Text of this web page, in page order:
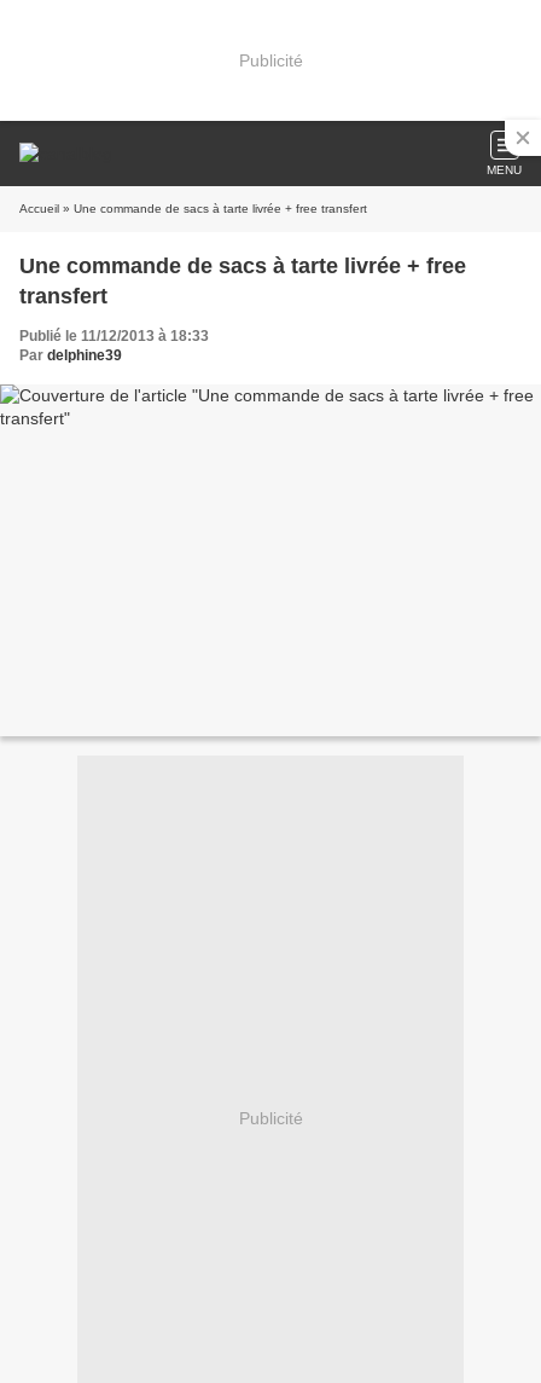
Publicité
MENU
Accueil » Une commande de sacs à tarte livrée + free transfert
Une commande de sacs à tarte livrée + free
transfert
Publié le 11/12/2013 à 18:33
Par delphine39
Publicité